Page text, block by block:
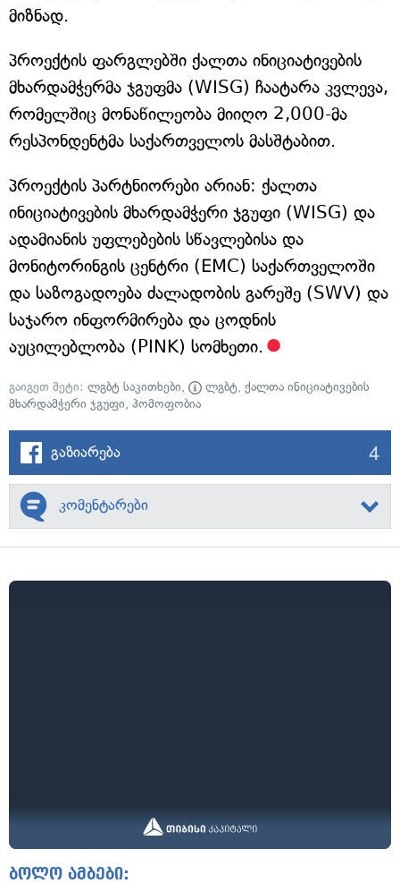
მიზნად.
პროექტის ფარგლებში ქალთა ინიციატივების
მხარდამჭერმა ჯგუფმა (WISG) ჩაატარა კვლევა,
რომელშიც მონაწილეობა მიიღო 2,000-მა
რესპონდენტმა საქართველოს მასშტაბით.
პროექტის პარტნიორები არიან: ქალთა
ინიციატივების მხარდამჭერი ჯგუფი (WISG) და
ადამიანის უფლებების სწავლებისა და
მონიტორინგის ცენტრი (EMC) საქართველოში
და საზოგადოება ძალადობის გარეშე (SWV) და
საჯარო ინფორმირება და ცოდნის
აუცილებლობა (PINK) სომხეთი.
გაიგეთ მეტი: ლგბტ საკითხები, ლგბტ, ქალთა ინიციატივების
მხარდამჭერი ჯგუფი, ჰომოფობია
გაზიარება 4
კომენტარები
ბოლო ამბები: